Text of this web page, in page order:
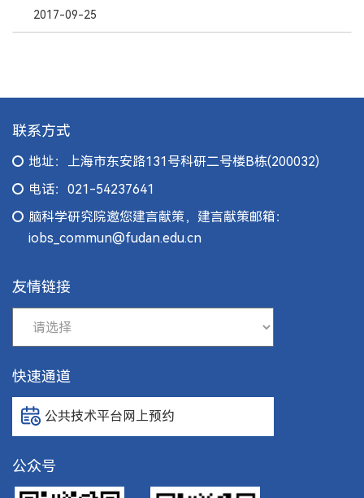
2017-09-25
联系方式
地址：上海市东安路131号科研二号楼B栋(200032)
电话：021-54237641
脑科学研究院邀您建言献策，建言献策邮箱：
iobs_commun@fudan.edu.cn
友情链接
快速通道
公共技术平台网上预约
公众号